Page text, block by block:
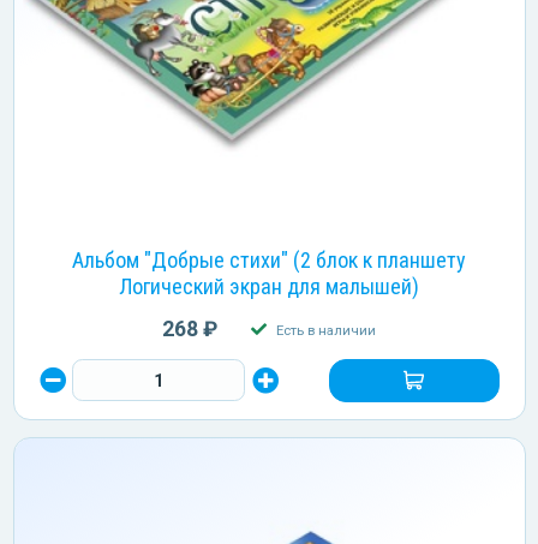
Альбом "Добрые стихи" (2 блок к планшету
Логический экран для малышей)
268 ₽ Есть в наличии